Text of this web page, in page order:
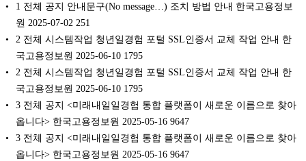
1 전체 공지 안내문구(No message…) 조치 방법 안내 한국고용정보
원 2025-07-02 251
2 전체 시스템작업 청년일경험 포털 SSL인증서 교체 작업 안내 한
국고용정보원 2025-06-10 1795
2 전체 시스템작업 청년일경험 포털 SSL인증서 교체 작업 안내 한
국고용정보원 2025-06-10 1795
3 전체 공지 <미래내일일경험 통합 플랫폼이 새로운 이름으로 찾아
옵니다> 한국고용정보원 2025-05-16 9647
3 전체 공지 <미래내일일경험 통합 플랫폼이 새로운 이름으로 찾아
옵니다> 한국고용정보원 2025-05-16 9647